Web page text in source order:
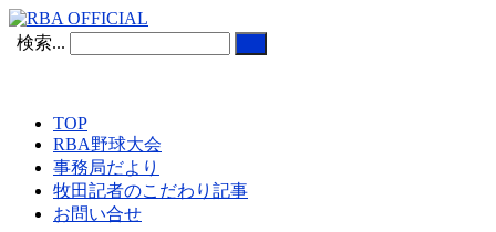
検索...
TOP
RBA野球大会
事務局だより
牧田記者のこだわり記事
お問い合せ